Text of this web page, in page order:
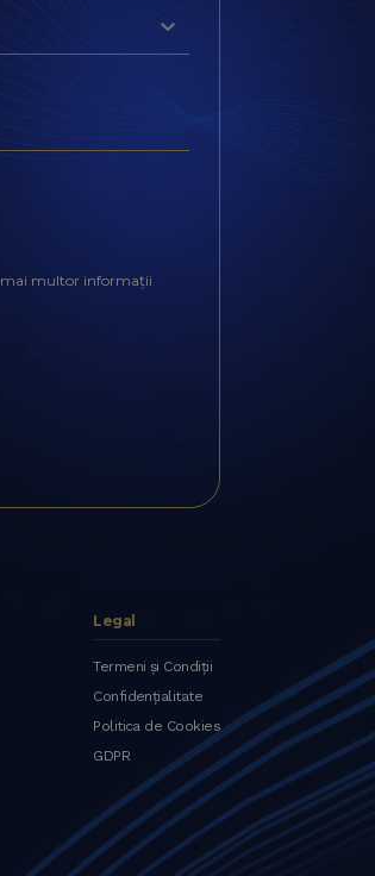
mai multor informații
Legal
Termeni și Condiții
Confidențialitate
Politica de Cookies
GDPR